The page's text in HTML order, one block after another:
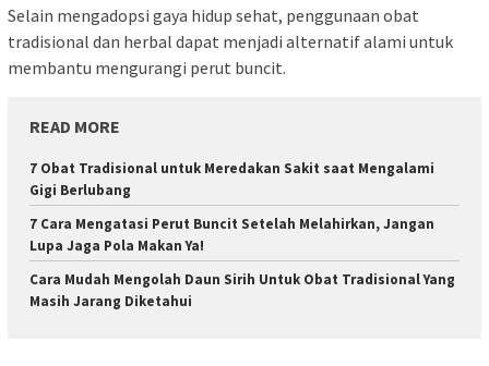
Selain mengadopsi gaya hidup sehat, penggunaan obat
tradisional dan herbal dapat menjadi alternatif alami untuk
membantu mengurangi perut buncit.
READ MORE
7 Obat Tradisional untuk Meredakan Sakit saat Mengalami
Gigi Berlubang
7 Cara Mengatasi Perut Buncit Setelah Melahirkan, Jangan
Lupa Jaga Pola Makan Ya!
Cara Mudah Mengolah Daun Sirih Untuk Obat Tradisional Yang
Masih Jarang Diketahui